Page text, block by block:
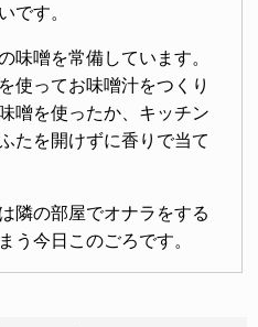
です。
味噌を常備しています。
使ってお味噌汁をつくり
噌を使ったか、キッチン
たを開けずに香りで当て
隣の部屋でオナラをする
う今日このごろです。